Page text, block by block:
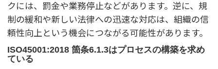
クには、罰金や業務停止などがあります。逆に、規
制の緩和や新しい法律への迅速な対応は、組織の信
頼性向上という機会につながる可能性があります。
ISO45001:2018 箇条6.1.3はプロセスの構築を求め
ている